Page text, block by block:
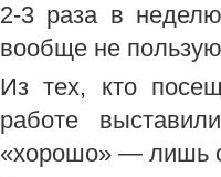
2-3 раза в
вообще не
Из тех, кто
работе
«хорошо» — лишь